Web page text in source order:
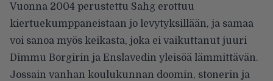
Vuonna 2004 perustettu Sahg erottuu
kiertuekumppaneistaan jo levytyksillään, ja samaa
voi sanoa myös keikasta, joka ei vaikuttanut juuri
Dimmu Borgirin ja Enslavedin yleisöä lämmittävän.
Jossain vanhan koulukunnan doomin, stonerin ja